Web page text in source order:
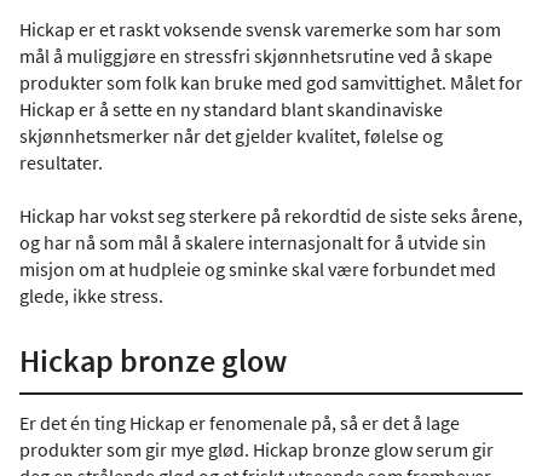
Hickap er et raskt voksende svensk varemerke som har som
mål å muliggjøre en stressfri skjønnhetsrutine ved å skape
produkter som folk kan bruke med god samvittighet. Målet for
Hickap er å sette en ny standard blant skandinaviske
skjønnhetsmerker når det gjelder kvalitet, følelse og
resultater.
Hickap har vokst seg sterkere på rekordtid de siste seks årene,
og har nå som mål å skalere internasjonalt for å utvide sin
misjon om at hudpleie og sminke skal være forbundet med
glede, ikke stress.
Hickap bronze glow
Er det én ting Hickap er fenomenale på, så er det å lage
produkter som gir mye glød. Hickap bronze glow serum gir